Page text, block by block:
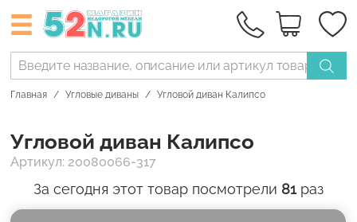
Главная Угловые диваны Угловой диван Калипсо
Угловой диван Калипсо
Артикул: 20080066-317
За сегодня этот товар посмотрели 81раз